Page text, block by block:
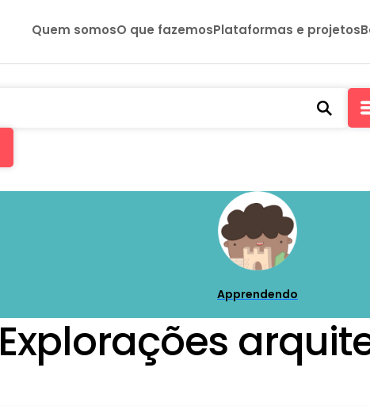
Quem somosO que fazemosPlataformas e projetos
Apprendendo
Explorações